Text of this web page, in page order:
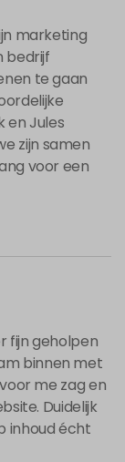
marketing
bedrijf
te gaan
en Jules
zijn samen
voor een
fijn geholpen
binnen met
me zag en
Duidelijk
inhoud écht